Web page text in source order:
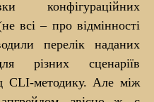
конфігураційних
всі – про відмінності
перелік наданих
різних сценаріїв
CLI-методику. Але між